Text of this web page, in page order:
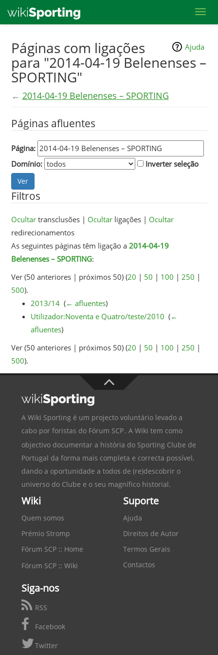
main
content
Ajuda
Páginas com ligações
para "2014-04-19 Belenenses –
SPORTING"
← 2014-04-19 Belenenses – SPORTING
Páginas afluentes
Página:
Domínio:
Inverter seleção
Filtros
Ocultartransclusões | Ocultarligações | Ocultar
redirecionamentos
As seguintes páginas têm ligação a 2014-04-19
Belenenses – SPORTING:
Ver (50 anteriores | próximos 50) (20 | 50 | 100 | 250 |
500).
2013/14‎ (← afluentes)
Utilizador:Noventa e Quatro/teste/2010 (←
afluentes)
Ver (50 anteriores | próximos 50) (20 | 50 | 100 | 250 |
500).
A Wiki Sporting é um projecto voluntário levado a
cabo por foristas do Fórum SCP. A Wiki tem como
objectivo documentar a história do Sporting Clube de
Portugal da forma mais completa e correcta possível,
dando a oportunidade a todos de (re)descobrir o
universo do Clube e o seu magnífico historial.
Wiki
Quem somos
Prémio Stromp
Fórum SCP :: Home
Fórum SCP :: Wiki
Suporte
Ajuda
Direitos de Autor
Termos Gerais
Contactos
Siga-nos
RSS
Facebook
Twitter